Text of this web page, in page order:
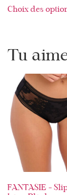
Choix des
Tu
FANTASIE –